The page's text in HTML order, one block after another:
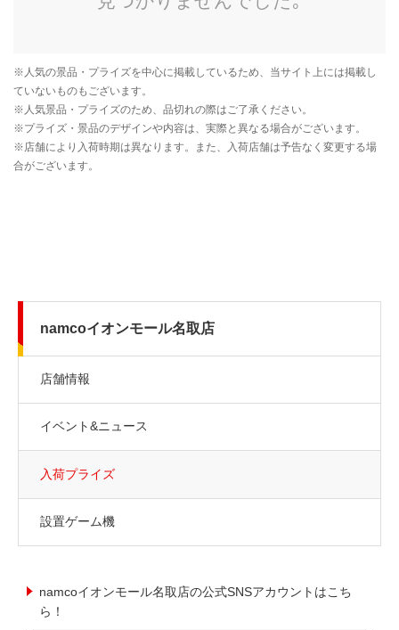
namcoイオンモール名取店
店舗情報
イベント&ニュース
入荷プライズ
設置ゲーム機
namcoイオンモール名取店の公式SNSアカウントはこち
ら！